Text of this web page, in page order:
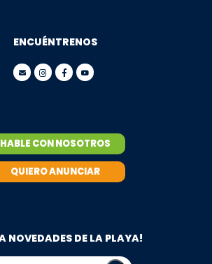
ENCUÉNTRENOS
HABLE CON NOSOTROS
QUIERO ANUNCIAR
NOVEDADES DE LA PLAYA!